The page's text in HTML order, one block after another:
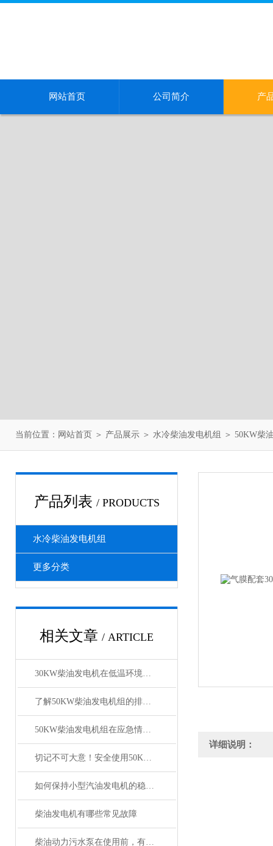
网站首页 公司简介 产
当前位置： 网站首页 ＞ 产品展示 ＞ 水冷柴油发电机组 ＞ 50KW柴
产品列表 / PRODUCTS
水冷柴油发电机组
更多分类
相关文章 / ARTICLE
30KW柴油发电机在低温环境下的启动技巧
了解50KW柴油发电机组的排放与噪音控制技术
50KW柴油发电机组在应急情况下的作用和重要性
切记不可大意！安全使用50KW柴油发电机组
如何保持小型汽油发电机的稳定输出
柴油发电机有哪些常见故障
柴油动力污水泵在使用前，有哪些注意事项
详细说明：